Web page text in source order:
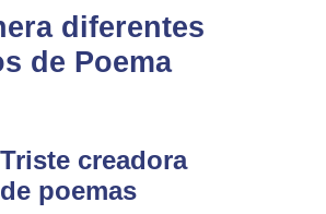
diferentes
de Poema
Triste creadora
de poemas